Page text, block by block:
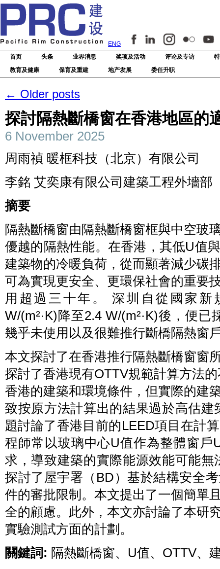
ENG
首页
头条 业界消息 奖项及活动 评论及专访
教育及健康
保育及重建 地产发展 委任升职
← Older posts
探討隔熱斷橋窗在香港地區的
6 November 2025
周雨禎 暖框科技（北京）有限公司
李銘 艾奕康有限公司建築工程外墻部
摘要
隔熱斷橋窗由隔熱斷橋窗框與中空玻
優越的隔熱性能。在香港，其低U值
建築物的冷暖負荷，從而顯著減少碳
可為實現更安全、更環保社會的重要
用超過三十年。 深圳自從國家新
W/(m²·K)降至2.4 W/(m²·K)後，便
幾乎未使用以及很難推行斷橋隔熱窗
本文探討了在香港推行隔熱斷橋窗窗
探討了香港現有OTTV規範計算方法
香港的建築和環境條件，但實際的建
致按原方法計算出的結果過於高估
題討論了香港目前的LEED項目在計
程師常以玻璃中心U值作為整體窗戶
求，導致建築的實際能源效能可能
探討了屋宇署（BD）基於結構安全
件的審批限制。本文提出了一個簡單
全的顧慮。此外，本文亦討論了本研
實驗測試方面的計劃。
關鍵詞: 隔熱斷橋窗、U值、OTTV、